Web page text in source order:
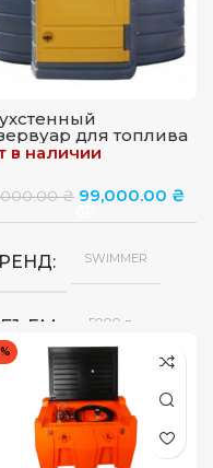
для топлива
5000 литров
в наличии
₴ 99,000.00 ₴
SWIMMER
5000 л
Полиетелен